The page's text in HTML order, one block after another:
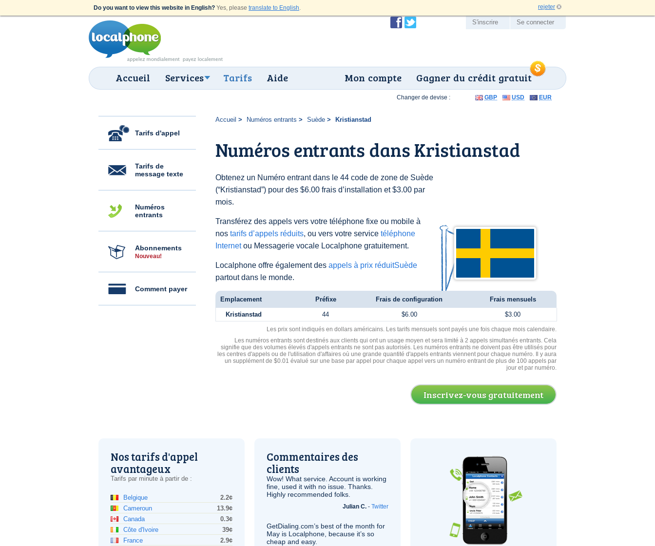
Do you want to view this website in English? Yes, please translate to English. rejeter
Accueil Services Tarifs Aide Gagner du crédit gratuit
Mon compte
S'inscrire Se connecter
Tarifs d'appel
Tarifs de
message texte
Numéros
entrants
Abonnements
Nouveau!
Comment payer
Accueil Numéros entrants Suède Kristianstad
Numéros entrants dans Kristianstad
Obtenez un Numéro entrant dans le 44 code de zone de Suède
(“Kristianstad”) pour des $6.00 frais d’installation et $3.00 par
mois.
Transférez des appels vers votre téléphone fixe ou mobile à
nos tarifs d’appels réduits, ou vers votre service téléphone
Internetou Messagerie vocale Localphone gratuitement.
Localphone offre également des appels à prix réduitSuède
partout dans le monde.
Changer de devise : GBP USD EUR
Emplacement Préfixe Frais de configuration Frais mensuels
Kristianstad 44 $6.00 $3.00
Les prix sont indiqués en dollars américains. Les tarifs mensuels sont payés une fois chaque mois calendaire.
Les numéros entrants sont destinés aux clients qui ont un usage moyen et sera limité à 2 appels simultanés entrants. Cela
signifie que des volumes élevés d'appels entrants ne sont pas autorisés. Les numéros entrants ne doivent pas être utilisés pour
les centres d'appels ou de l'utilisation d'affaires où une grande quantité d'appels entrants viennent pour chaque numéro. Il y aura
un supplément de $0.01 évalué sur une base par appel pour chaque appel vers un numéro entrant de plus de 100 appels par
jour et par numéro.
Inscrivez-vous gratuitement
Nos tarifs d'appel
avantageux
Tarifs par minute à partir de :
Belgique
2.2¢
Cameroun
13.9¢
Canada
0.3¢
Côte d'Ivoire
39¢
France
2.9¢
Commentaires des
clients
Wow! What service. Account is working
fine, used it with no issue. Thanks.
Highly recommended folks.
Julian C. - Twitter
GetDialing.com’s best of the month for
May is Localphone, because it’s so
cheap and easy.